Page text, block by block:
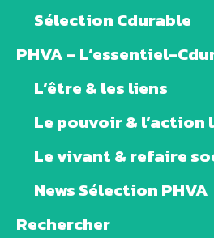
Sélection Cdurable
PHVA – L’essentiel-
L’être & les liens
Le pouvoir & l’action
Le vivant & refaire
News Sélection PHVA
Rechercher